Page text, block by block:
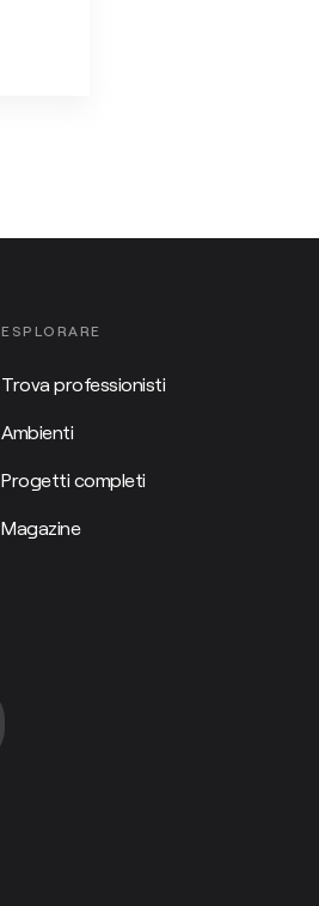
ESPLORARE
Trova professionisti
Ambienti
Progetti completi
Magazine